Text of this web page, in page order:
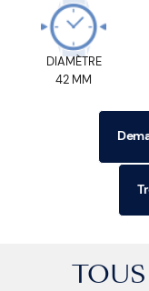
DIAMÈTRE
42 MM